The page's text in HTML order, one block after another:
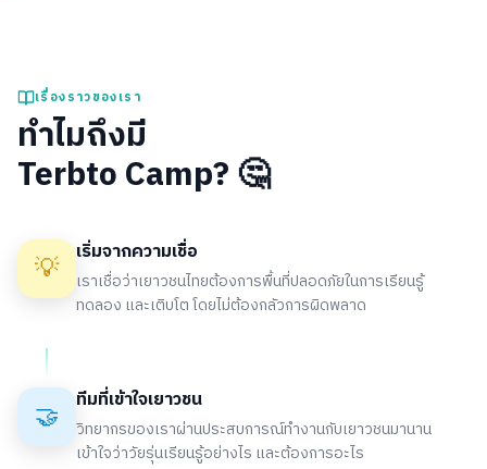
เรื่องราวของเรา
ทำไมถึงมี
Terbto Camp? 🤔
💡 เริ่มจากความเชื่อ
เราเชื่อว่าเยาวชนไทยต้องการพื้นที่ปลอดภัยในการเรียนรู้
ทดลอง และเติบโต โดยไม่ต้องกลัวการผิดพลาด
🤝 ทีมที่เข้าใจเยาวชน
วิทยากรของเราผ่านประสบการณ์ทำงานกับเยาวชนมานาน
เข้าใจว่าวัยรุ่นเรียนรู้อย่างไร และต้องการอะไร